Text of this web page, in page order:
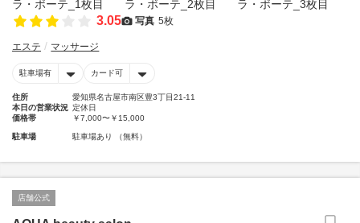
3.05 写真 5枚
エステ マッサージ
駐車場有 カード可
住所
愛知県名古屋市南区豊3丁目21-11
本日の営業状況 定休日
価格帯
￥7,000〜￥15,000
駐車場 駐車場あり （無料）
店舗公式